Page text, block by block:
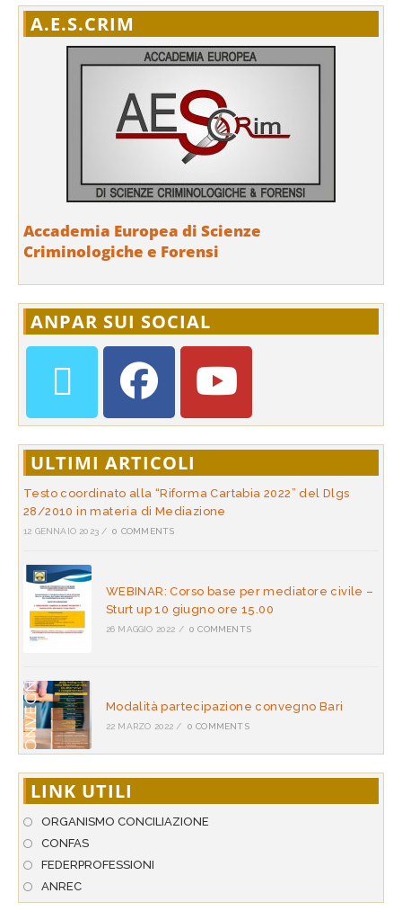
A.E.S.CRIM
Accademia Europea di Scienze
Criminologiche e Forensi
ANPAR SUI SOCIAL
ULTIMI ARTICOLI
Testo coordinato alla “Riforma Cartabia 2022” del Dlgs
28/2010 in materia di Mediazione
12 GENNAIO 2023 / 0 COMMENTS
WEBINAR: Corso base per mediatore civile –
Sturt up 10 giugno ore 15.00
26 MAGGIO 2022 / 0 COMMENTS
Modalità partecipazione convegno Bari
22 MARZO 2022 / 0 COMMENTS
LINK UTILI
ORGANISMO CONCILIAZIONE
CONFAS
FEDERPROFESSIONI
ANREC